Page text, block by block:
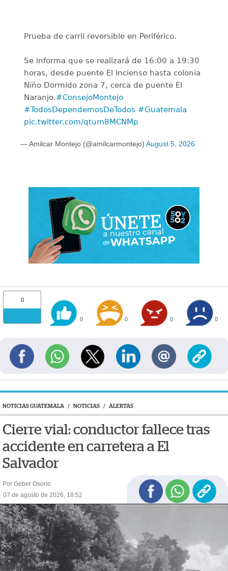
Prueba de carril reversible en Periférico.
Se informa que se realizará de 16:00 a 19:30
horas, desde puente El Incienso hasta colonia
Niño Dormido zona 7, cerca de puente El
Naranjo.#ConsejoMontejo
#TodosDependemosDeTodos #Guatemala
pic.twitter.com/qtum8MCNMp
— Amilcar Montejo (@amilcarmontejo) August 5, 2026
0
0 0 0 0
NOTICIAS GUATEMALA / NOTICIAS / ALERTAS
Cierre vial: conductor fallece tras
accidente en carretera a El
Salvador
Por Geber Osorio
07 de agosto de 2026, 18:52